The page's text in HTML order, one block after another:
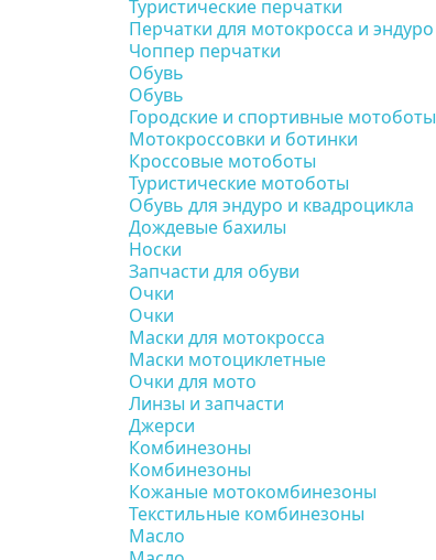
Туристические перчатки
Перчатки для мотокросса и эндуро
Чоппер перчатки
Обувь
Обувь
Городские и спортивные мотоботы
Мотокроссовки и ботинки
Кроссовые мотоботы
Туристические мотоботы
Обувь для эндуро и квадроцикла
Дождевые бахилы
Носки
Запчасти для обуви
Очки
Очки
Маски для мотокросса
Маски мотоциклетные
Очки для мото
Линзы и запчасти
Джерси
Комбинезоны
Комбинезоны
Кожаные мотокомбинезоны
Текстильные комбинезоны
Масло